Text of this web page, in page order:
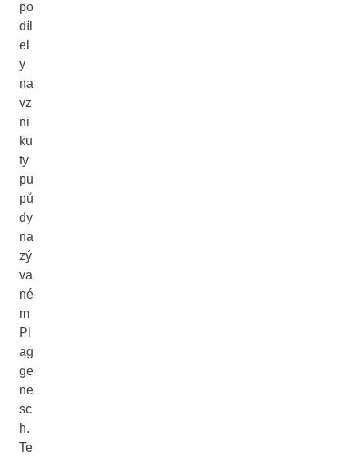
po
díl
el
y
na
vz
ni
ku
ty
pu
pů
dy
na
zý
va
né
m
Pl
ag
ge
ne
sc
h.
Te